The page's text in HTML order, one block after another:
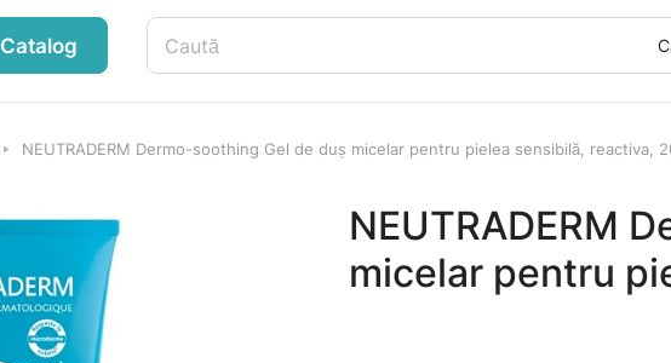
Catalog
NEUTRADERM Dermo-soothing Gel de duș micelar pentru pielea sensibilă, reactiva,
NEUTRADERM
micelar pentru